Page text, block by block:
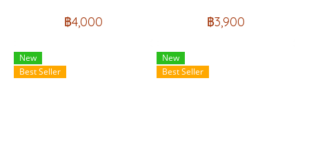
฿4,000 ฿3,900
New
Best Seller
New
Best Seller